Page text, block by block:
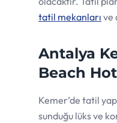
tatil mekanları ve
Antalya
Beach
Kemer’de tatil
sunduğu lüks ve